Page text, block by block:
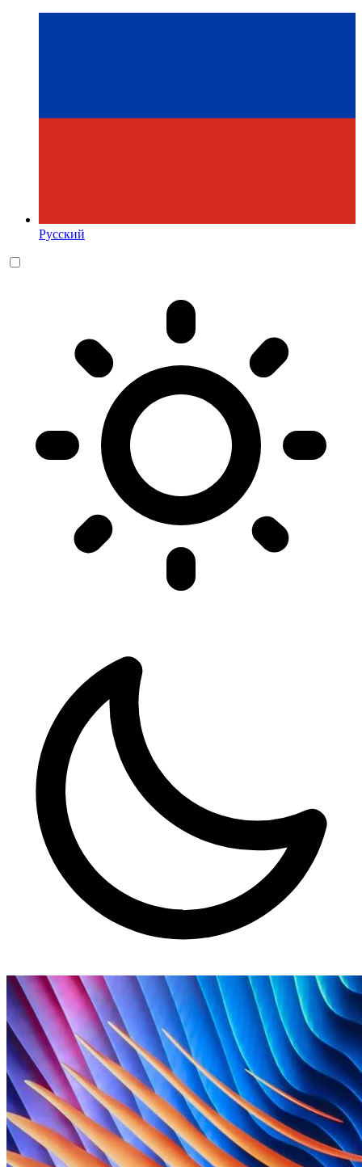
Русский